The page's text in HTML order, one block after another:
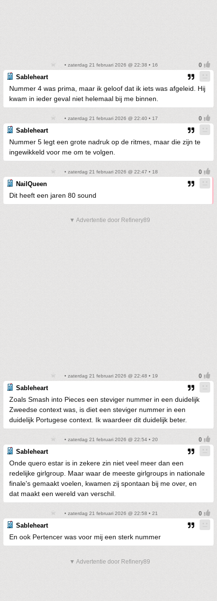
• zaterdag 21 februari 2026 @ 22:38 • 16
Sableheart
Nummer 4 was prima, maar ik geloof dat ik iets was afgeleid. Hij
kwam in ieder geval niet helemaal bij me binnen.
• zaterdag 21 februari 2026 @ 22:40 • 17
Sableheart
Nummer 5 legt een grote nadruk op de ritmes, maar die zijn te
ingewikkeld voor me om te volgen.
• zaterdag 21 februari 2026 @ 22:47 • 18
NailQueen
Dit heeft een jaren 80 sound
▼ Advertentie door Refinery89
• zaterdag 21 februari 2026 @ 22:48 • 19
Sableheart
Zoals Smash into Pieces een steviger nummer in een duidelijk
Zweedse context was, is diet een steviger nummer in een
duidelijk Portugese context. Ik waardeer dit duidelijk beter.
• zaterdag 21 februari 2026 @ 22:54 • 20
Sableheart
Onde quero estar is in zekere zin niet veel meer dan een
redelijke girlgroup. Maar waar de meeste girlgroups in nationale
finale's gemaakt voelen, kwamen zij spontaan bij me over, en
dat maakt een wereld van verschil.
• zaterdag 21 februari 2026 @ 22:58 • 21
Sableheart
En ook Pertencer was voor mij een sterk nummer
▼ Advertentie door Refinery89